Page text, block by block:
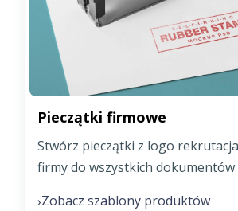
Pieczątki firmowe
Stwórz pieczątki z logo
firmy do wszystkich dokumentów
›Zobacz szablony produktów